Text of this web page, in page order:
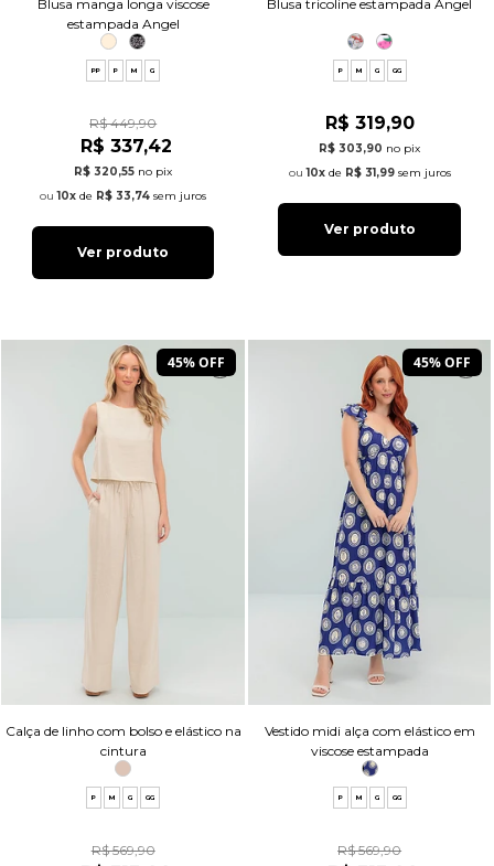
Blusa manga longa viscose
estampada Angel
PP P M G
R$ 449,90
R$ 337,42
R$ 320,55 no pix
10x de R$ 33,74 sem juros
Ver produto
Blusa tricoline estampada Angel
P M G GG
R$ 319,90
R$ 303,90 no pix
10xde R$ 31,99sem juros
Ver produto
45% OFF
Calça de linho com bolso e elástico na
cintura
P M G GG
R$ 569,90
45% OFF
Vestido midi alça com elástico em
viscose estampada
P M G GG
R$ 569,90